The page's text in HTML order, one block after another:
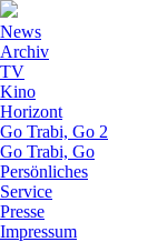
News
Archiv
TV
Kino
Horizont
Go Trabi, Go 2
Go Trabi, Go
Persönliches
Service
Presse
Impressum